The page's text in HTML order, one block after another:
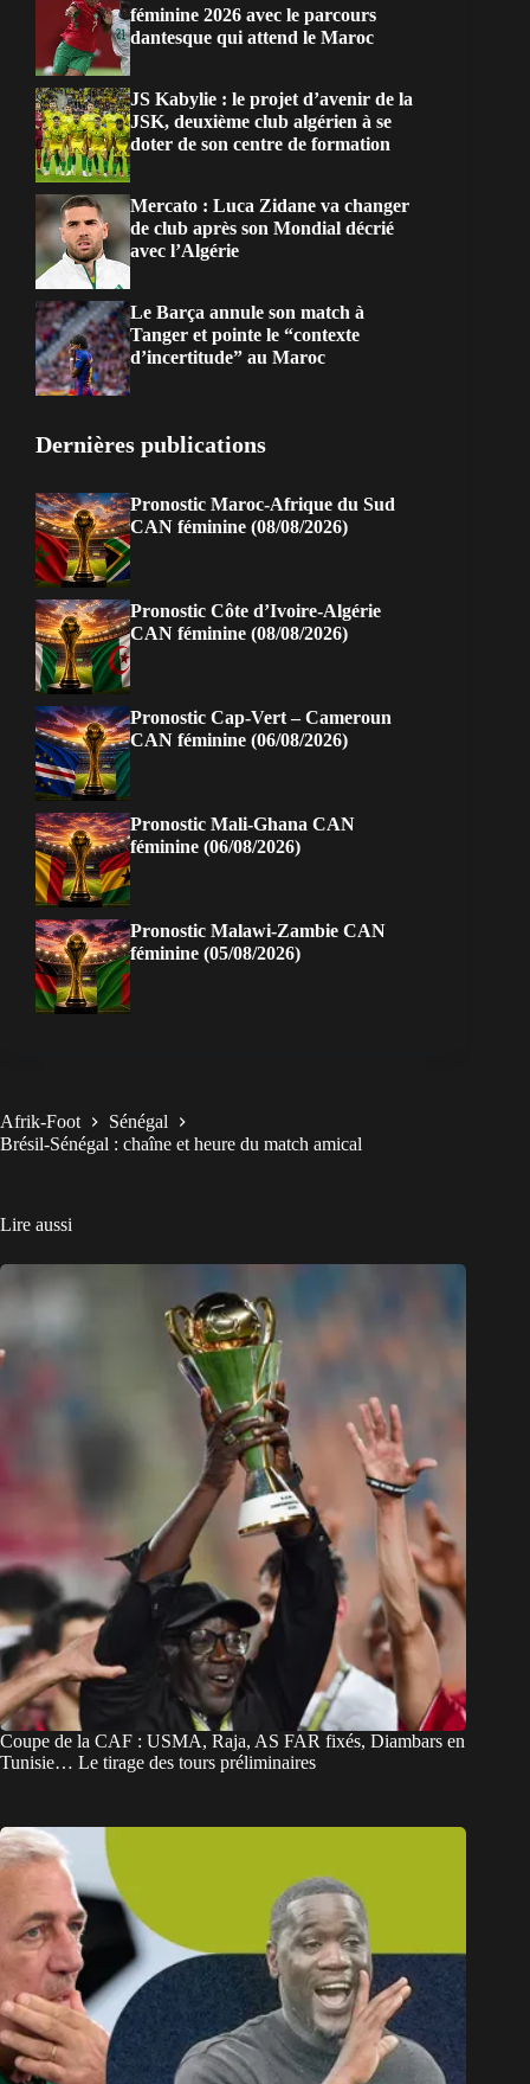
féminine 2026 avec le parcours
dantesque qui attend le Maroc
JS Kabylie : le projet d’avenir de la
JSK, deuxième club algérien à se
doter de son centre de formation
Mercato : Luca Zidane va changer
de club après son Mondial décrié
avec l’Algérie
Le Barça annule son match à
Tanger et pointe le “contexte
d’incertitude” au Maroc
Dernières publications
Pronostic Maroc-Afrique du Sud
CAN féminine (08/08/2026)
Pronostic Côte d’Ivoire-Algérie
CAN féminine (08/08/2026)
Pronostic Cap-Vert – Cameroun
CAN féminine (06/08/2026)
Pronostic Mali-Ghana CAN
féminine (06/08/2026)
Pronostic Malawi-Zambie CAN
féminine (05/08/2026)
Afrik-Foot
Sénégal
Brésil-Sénégal : chaîne et heure du match amical
Lire aussi
Coupe de la CAF : USMA, Raja, AS FAR fixés, Diambars en
Tunisie… Le tirage des tours préliminaires